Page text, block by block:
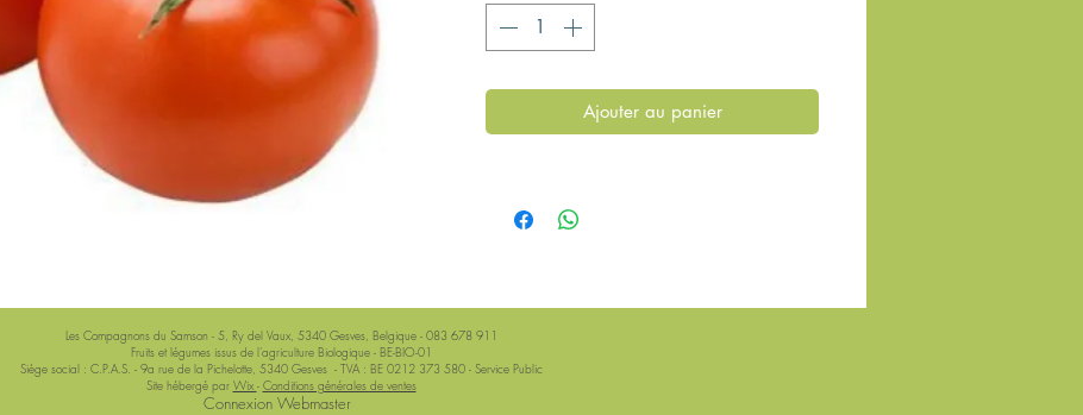
Ajouter au panier
Les Compagnons du Samson - 5, Ry del Vaux, 5340 Gesves, Belgique - 083 678 911
Fruits et légumes issus de l'agriculture Biologique - BE-BIO-01
Siège social : C.P.A.S. - 9a rue de la Pichelotte, 5340 Gesves - TVA : BE 0212 373 580 - Service Public
Site hébergé par Wix - Conditions générales de ventes
Connexion Webmaster